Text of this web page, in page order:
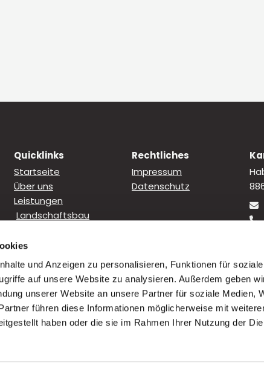
und Anzeigen zu personalisieren, Funktionen für
auf unsere Website zu analysieren. Außerdem geben
unserer Website an unsere Partner für soziale Medien,
führen diese Informationen möglicherweise mit
haben oder die sie im Rahmen Ihrer Nutzung der
Quicklinks
Startseite
Über uns
Leistungen
Landschaftsbau
Tiefbauarbeiten
Straßen- &
Asphaltbau
Kontakt
Rechtliches
Impressum
Datenschutz

